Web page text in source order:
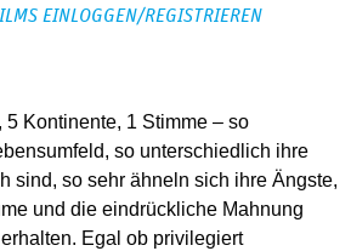
EINLOGGEN/REGISTRIEREN
5 Kontinente, 1 Stimme – so
so unterschiedlich ihre
sind, so sehr ähneln sich ihre Ängste,
und die eindrückliche Mahnung
Egal ob privilegiert